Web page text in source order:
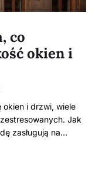
co
okien i
okien i drzwi, wiele
Jak
zasługują na…